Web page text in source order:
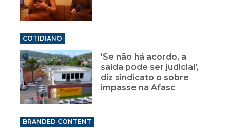
COTIDIANO
'Se não há acordo, a
saída pode ser judicial',
diz sindicato o sobre
impasse na Afasc
BRANDED CONTENT